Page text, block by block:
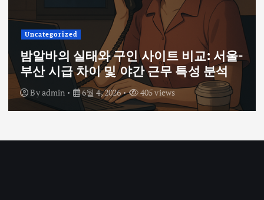
Uncategorized
밤알바의 실태와 구인 사이트 비교: 서울-
부산 시급 차이 및 야간 근무 특성 분석
Byadmin 6월 4, 2026 405 views